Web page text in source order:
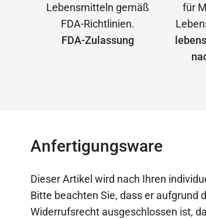
FDA-Zulassung
Anfertigungsware
Dieser Artikel wird nach Ihren
Bitte beachten Sie, dass er aufgrund
Widerrufsrecht ausgeschlossen ist,